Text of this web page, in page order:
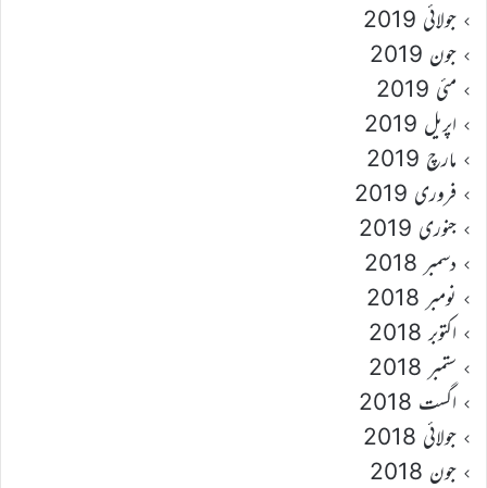
جولائی 2019
جون 2019
مئی 2019
اپریل 2019
مارچ 2019
فروری 2019
جنوری 2019
دسمبر 2018
نومبر 2018
اکتوبر 2018
ستمبر 2018
اگست 2018
جولائی 2018
جون 2018